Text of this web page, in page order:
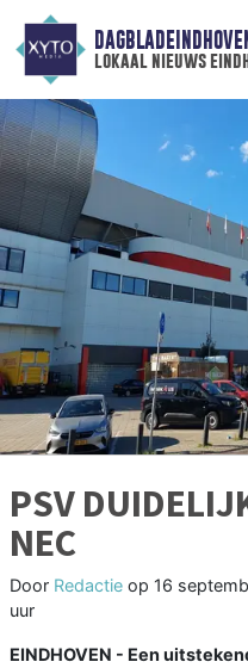
lokaal nieuws
PSV
NEC
Door Redactie op 16
uur
EINDHOVEN - Een